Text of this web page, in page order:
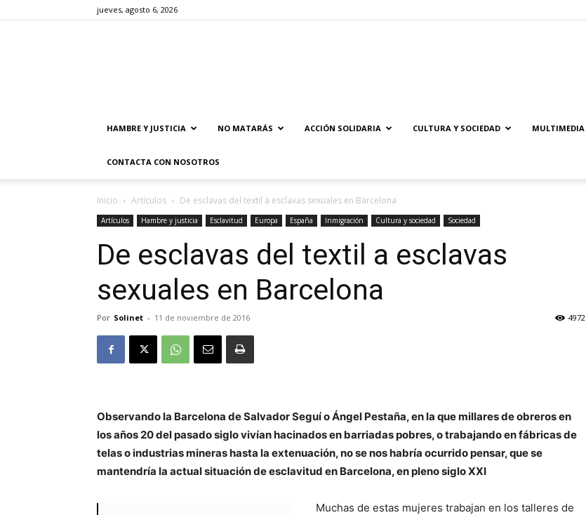
jueves, agosto 6, 2026
HAMBRE Y JUSTICIA NO MATARÁS ACCIÓN SOLIDARIA CULTURA Y SOCIEDAD MULTIMEDIA
CONTACTA CON NOSOTROS
Inicio Artículos De esclavas del textil a esclavas sexuales en Barcelona
Artículos Hambre y justicia Esclavitud Europa España Inmigración Cultura y sociedad Sociedad
De esclavas del textil a esclavas
sexuales en Barcelona
Por Solinet - 11 de noviembre de 2016 4972
Observando la Barcelona de Salvador Seguí o Ángel Pestaña, en la que millares de obreros en
los años 20 del pasado siglo vivían hacinados en barriadas pobres, o trabajando en fábricas de
telas o industrias mineras hasta la extenuación, no se nos habría ocurrido pensar, que se
mantendría la actual situación de esclavitud en Barcelona, en pleno siglo XXI
Muchas de estas mujeres trabajan en los talleres de